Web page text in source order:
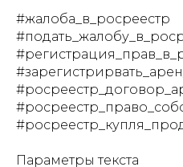
#жалоба_в_росреестр
Параметры текста